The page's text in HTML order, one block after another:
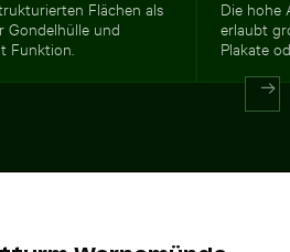
Flächen als
Gondelhülle und
Funktion.
Die hohe
erlaubt
Plakate